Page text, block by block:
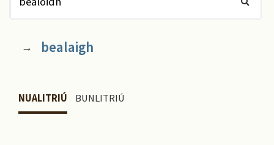
→ bealaigh
NUALITRIÚ BUNLITRIÚ